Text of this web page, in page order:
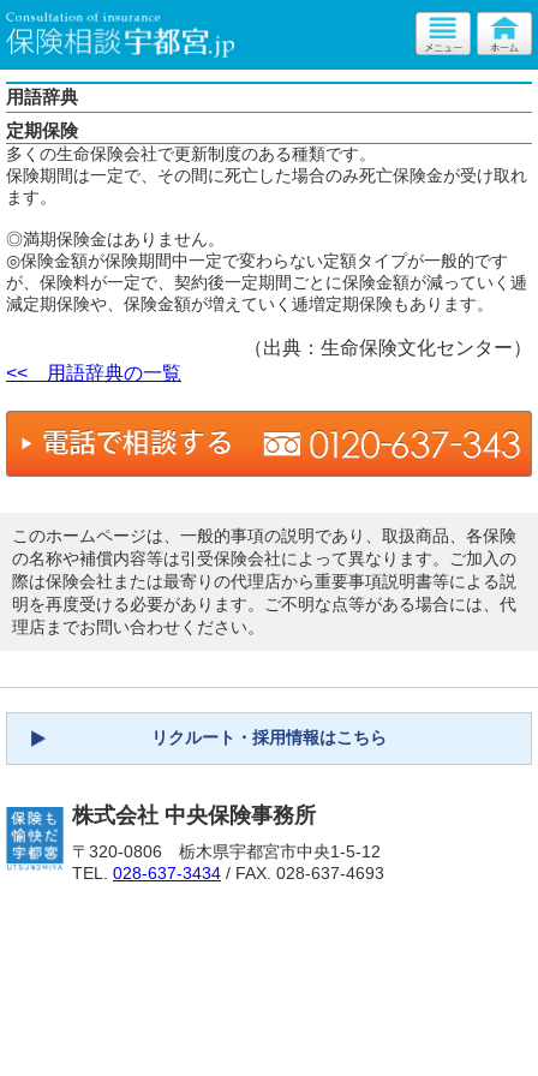
用語辞典
定期保険
多くの生命保険会社で更新制度のある種類です。
保険期間は一定で、その間に死亡した場合のみ死亡保険金が受け取れ
ます。
◎満期保険金はありません。
◎保険金額が保険期間中一定で変わらない定額タイプが一般的です
が、保険料が一定で、契約後一定期間ごとに保険金額が減っていく逓
減定期保険や、保険金額が増えていく逓増定期保険もあります。
（出典：生命保険文化センター）
<< 用語辞典の一覧
このホームページは、一般的事項の説明であり、取扱商品、各保険
の名称や補償内容等は引受保険会社によって異なります。ご加入の
際は保険会社または最寄りの代理店から重要事項説明書等による説
明を再度受ける必要があります。ご不明な点等がある場合には、代
理店までお問い合わせください。
リクルート・採用情報はこちら
株式会社 中央保険事務所
〒320-0806 栃木県宇都宮市中央1-5-12
TEL. 028-637-3434 / FAX. 028-637-4693